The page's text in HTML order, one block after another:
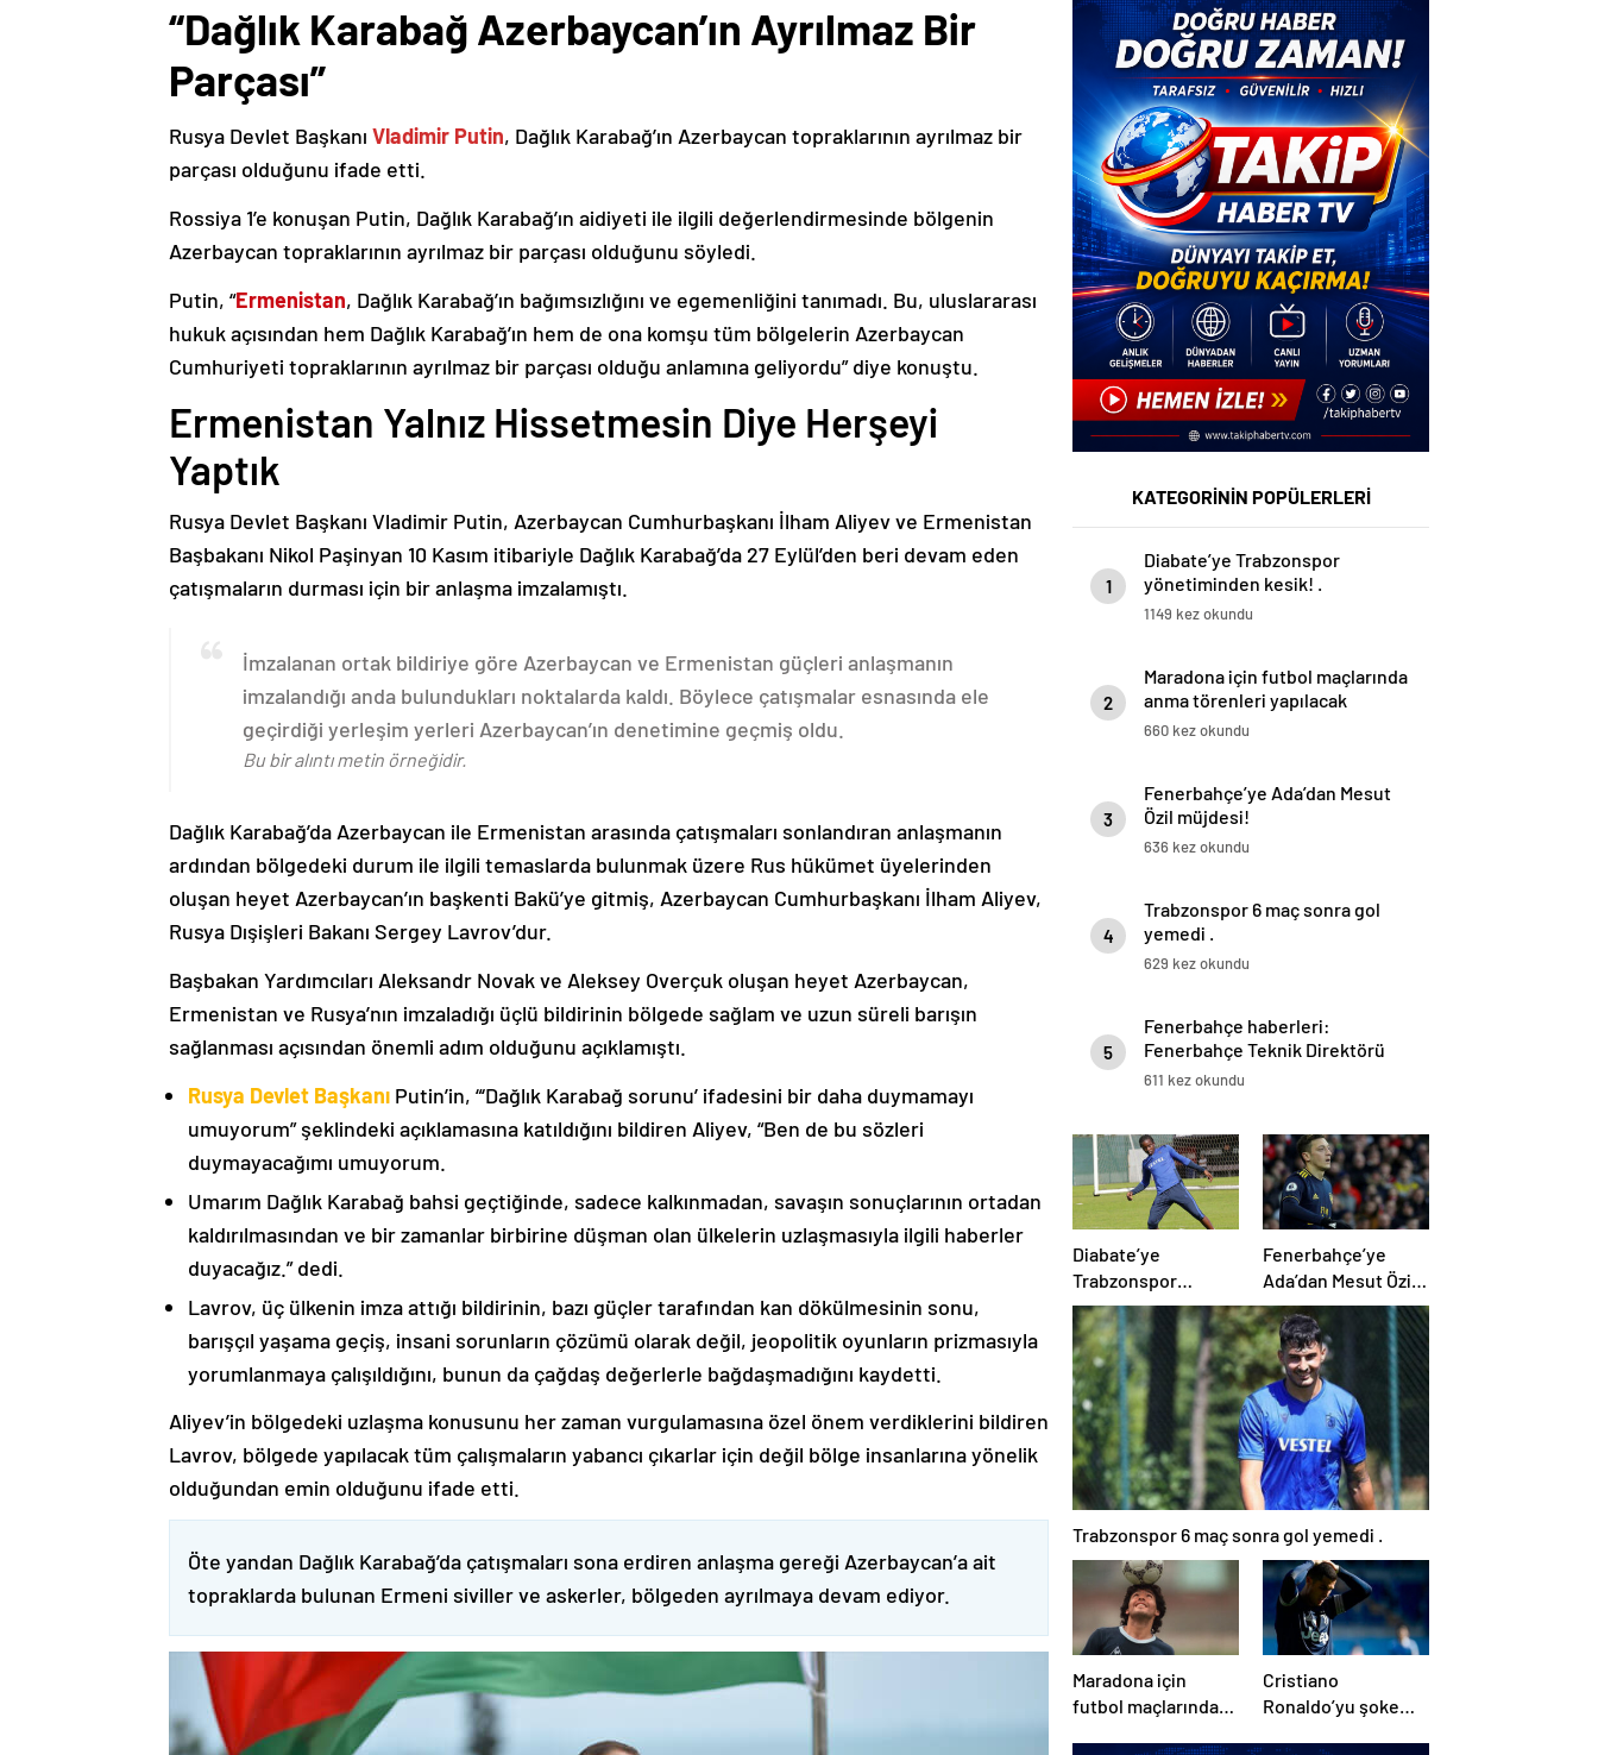
“Dağlık Karabağ Azerbaycan’ın Ayrılmaz Bir
Parçası”
Rusya Devlet Başkanı Vladimir Putin, Dağlık Karabağ’ın Azerbaycan topraklarının ayrılmaz bir
parçası olduğunu ifade etti.
Rossiya 1’e konuşan Putin, Dağlık Karabağ’ın aidiyeti ile ilgili değerlendirmesinde bölgenin
Azerbaycan topraklarının ayrılmaz bir parçası olduğunu söyledi.
Putin, “Ermenistan, Dağlık Karabağ’ın bağımsızlığını ve egemenliğini tanımadı. Bu, uluslararası
hukuk açısından hem Dağlık Karabağ’ın hem de ona komşu tüm bölgelerin Azerbaycan
Cumhuriyeti topraklarının ayrılmaz bir parçası olduğu anlamına geliyordu” diye konuştu.
Ermenistan Yalnız Hissetmesin Diye Herşeyi
Yaptık
Rusya Devlet Başkanı Vladimir Putin, Azerbaycan Cumhurbaşkanı İlham Aliyev ve Ermenistan
Başbakanı Nikol Paşinyan 10 Kasım itibariyle Dağlık Karabağ’da 27 Eylül’den beri devam eden
çatışmaların durması için bir anlaşma imzalamıştı.
İmzalanan ortak bildiriye göre Azerbaycan ve Ermenistan güçleri anlaşmanın
imzalandığı anda bulundukları noktalarda kaldı. Böylece çatışmalar esnasında ele
geçirdiği yerleşim yerleri Azerbaycan’ın denetimine geçmiş oldu.
Bu bir alıntı metin örneğidir.
Dağlık Karabağ’da Azerbaycan ile Ermenistan arasında çatışmaları sonlandıran anlaşmanın
ardından bölgedeki durum ile ilgili temaslarda bulunmak üzere Rus hükümet üyelerinden
oluşan heyet Azerbaycan’ın başkenti Bakü’ye gitmiş, Azerbaycan Cumhurbaşkanı İlham Aliyev,
Rusya Dışişleri Bakanı Sergey Lavrov’dur.
Başbakan Yardımcıları Aleksandr Novak ve Aleksey Overçuk oluşan heyet Azerbaycan,
Ermenistan ve Rusya’nın imzaladığı üçlü bildirinin bölgede sağlam ve uzun süreli barışın
sağlanması açısından önemli adım olduğunu açıklamıştı.
Rusya Devlet Başkanı Putin’in, “‘Dağlık Karabağ sorunu’ ifadesini bir daha duymamayı
umuyorum” şeklindeki açıklamasına katıldığını bildiren Aliyev, “Ben de bu sözleri
duymayacağımı umuyorum.
Umarım Dağlık Karabağ bahsi geçtiğinde, sadece kalkınmadan, savaşın sonuçlarının ortadan
kaldırılmasından ve bir zamanlar birbirine düşman olan ülkelerin uzlaşmasıyla ilgili haberler
duyacağız.” dedi.
Lavrov, üç ülkenin imza attığı bildirinin, bazı güçler tarafından kan dökülmesinin sonu,
barışçıl yaşama geçiş, insani sorunların çözümü olarak değil, jeopolitik oyunların prizmasıyla
yorumlanmaya çalışıldığını, bunun da çağdaş değerlerle bağdaşmadığını kaydetti.
Aliyev’in bölgedeki uzlaşma konusunu her zaman vurgulamasına özel önem verdiklerini bildiren
Lavrov, bölgede yapılacak tüm çalışmaların yabancı çıkarlar için değil bölge insanlarına yönelik
olduğundan emin olduğunu ifade etti.
Öte yandan Dağlık Karabağ’da çatışmaları sona erdiren anlaşma gereği Azerbaycan’a ait
topraklarda bulunan Ermeni siviller ve askerler, bölgeden ayrılmaya devam ediyor.
KATEGORİNİN POPÜLERLERİ
1
Diabate’ye Trabzonspor
yönetiminden kesik! .
1149 kez okundu
2
Maradona için futbol maçlarında
anma törenleri yapılacak
660 kez okundu
3
Fenerbahçe’ye Ada’dan Mesut
Özil müjdesi!
636 kez okundu
4
Trabzonspor 6 maç sonra gol
yemedi .
629 kez okundu
5
Fenerbahçe haberleri:
Fenerbahçe Teknik Direktörü
Erol Bulut Samatta’nın
611 kez okundu
Diabate’ye
Trabzonspor
yönetiminden
kesik! .
Fenerbahçe’ye
Ada’dan Mesut Özil
müjdesi!
Trabzonspor 6 maç sonra gol yemedi .
Maradona için
futbol maçlarında
Cristiano
Ronaldo’yu şoke